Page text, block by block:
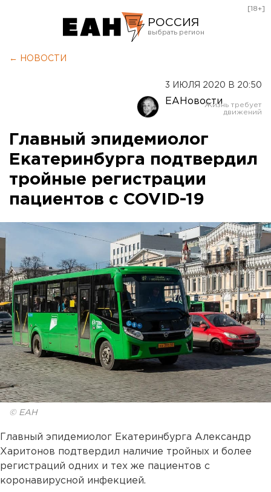
РОССИЯ
Оренбург
[18+]
← НОВОСТИ
3 ИЮЛЯ 2020 В 20:50
ЕАНовости
Главный эпидемиолог
Екатеринбурга подтвердил
тройные регистрации
пациентов с COVID-19
© ЕАН
Главный эпидемиолог Екатеринбурга Александр
Харитонов подтвердил наличие тройных и более
регистраций одних и тех же пациентов с
коронавирусной инфекцией.